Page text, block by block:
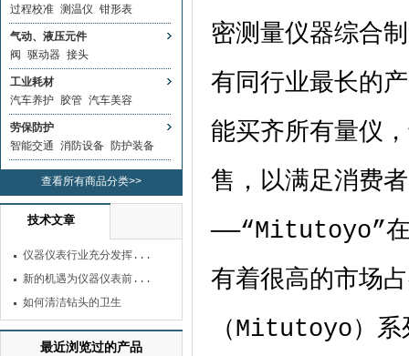
过程校准 测温仪 钳形表
气动、液压元件
阀
驱动器 接头
工业耗材
汽车养护 胶管 汽车美容
劳保防护
智能交通 消防设备 防护装备
查看所有商品分类>>
技术文章
仪器仪表行业充分发挥...
新的机遇为仪器仪表前...
如何清洁钻头的卫生
最近浏览过的产品
密测量仪器综合
有同行业最长的
能买齐所有量仪
售，以满足消费
——“Mitutoyo”
有着很高的市场
（Mitutoyo）